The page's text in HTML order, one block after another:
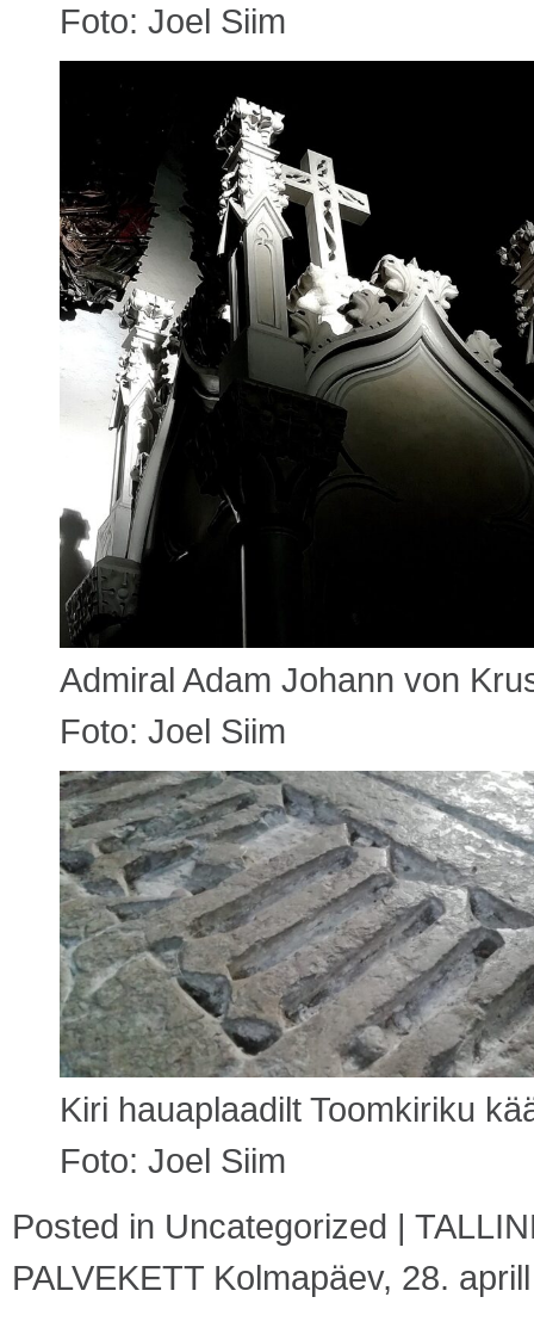
Foto: Joel Siim
Admiral Adam Johann von
Foto: Joel Siim
Kiri hauaplaadilt Toomkiriku
Foto: Joel Siim
Posted in Uncategorized |
PALVEKETT Kolmapäev, 28.